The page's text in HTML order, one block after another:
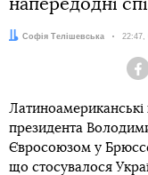
напередодні
Автор:
Софія Телішевська Дата:
22:47,
Латиноамериканські
президента
Євросоюзом у
що стосувалося